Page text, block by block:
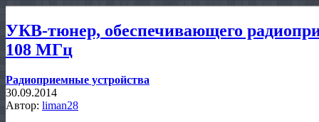
УКВ-тюнер, обеспечивающего
108 МГц
Радиоприемные устройства
30.09.2014
Автор: liman28